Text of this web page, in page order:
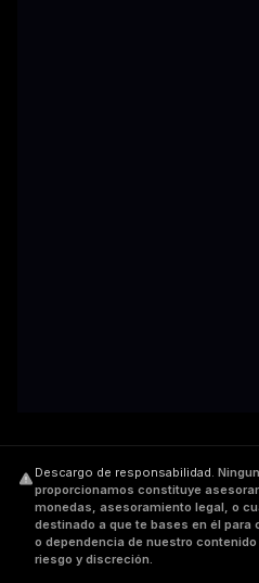
Descargo de responsabilidad.
proporcionamos constituye
monedas, asesoramiento legal, o
destinado a que te bases en él para
o dependencia de nuestro
riesgo y discreción.